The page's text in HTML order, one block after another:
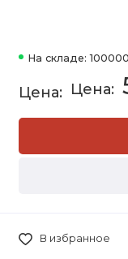
На складе:
В избранное